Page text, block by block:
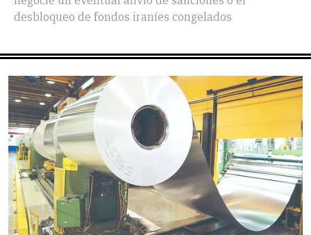
desbloqueo de fondos iraníes congelados